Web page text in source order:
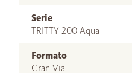
Serie
TRITTY 200 Aqua
Formato
Gran Via